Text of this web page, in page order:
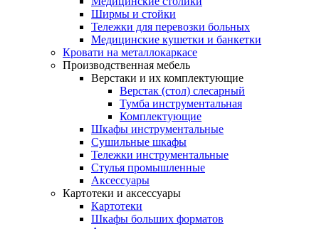
Ширмы и стойки
Тележки для перевозки больных
Медицинские кушетки и банкетки
Кровати на металлокаркасе
Производственная мебель
Верстаки и их комплектующие
Верстак (стол) слесарный
Тумба инструментальная
Комплектующие
Шкафы инструментальные
Сушильные шкафы
Тележки инструментальные
Стулья промышленные
Аксессуары
Картотеки и аксессуары
Картотеки
Шкафы больших форматов